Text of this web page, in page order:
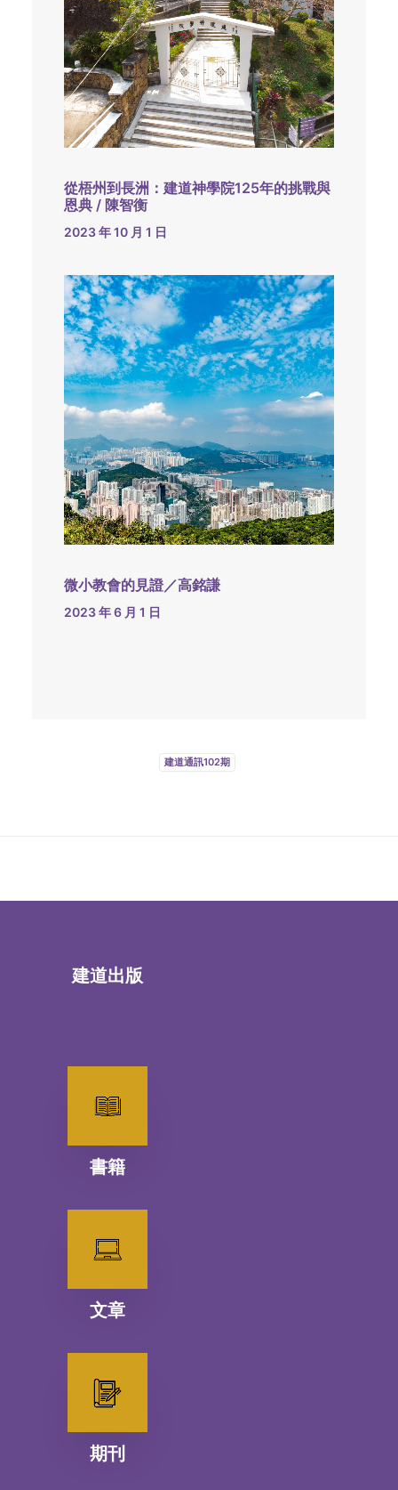
從梧州到長洲：建道神學院125年的挑戰與
恩典 / 陳智衡
2023 年 10 月 1 日
微小教會的見證／高銘謙
2023 年 6 月 1 日
建道通訊102期
建道出版
書籍
文章
期刊